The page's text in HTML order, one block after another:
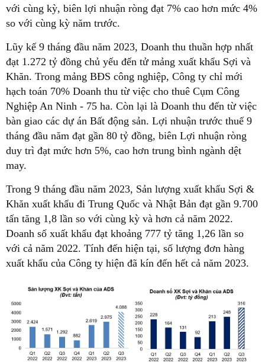
với cùng kỳ, biên lợi nhuận ròng đạt 7% cao hơn mức 4%
so với cùng kỳ năm trước.
Lũy kế 9 tháng đầu năm 2023, Doanh thu thuần hợp nhất
đạt 1.272 tỷ đồng chủ yếu đến tử mảng xuất khẩu Sợi và
Khăn. Trong mảng BĐS công nghiệp, Công ty chỉ mới
hạch toán 70% Doanh thu từ việc cho thuê Cụm Công
Nghiệp An Ninh - 75 ha. Còn lại là Doanh thu đến từ việc
bàn giao các dự án Bất động sản. Lợi nhuận trước thuế 9
tháng đầu năm đạt gần 80 tỷ đồng, biên Lợi nhuận ròng
duy trì đạt mức hơn 5%, cao hơn trung bình ngành dệt
may.
Trong 9 tháng đầu năm 2023, Sản lượng xuất khẩu Sợi &
Khăn xuất khẩu đi Trung Quốc và Nhật Bản đạt gần 9.700
tấn tăng 1,8 lần so với cùng kỳ và hơn cả năm 2022.
Doanh số xuất khẩu đạt khoảng 777 tỷ tăng 1,26 lần so
với cả năm 2022. Tính đến hiện tại, số lượng đơn hàng
xuất khẩu của Công ty hiện đã kín đến hết cả năm 2023.